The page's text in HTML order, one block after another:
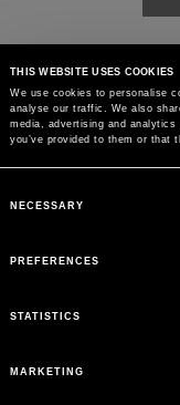
THIS WEBSITE USES COOKIES
We use cookies to personalise
analyse our traffic. We also
media, advertising and
you’ve provided to them or that
Selection
NECESSARY
PREFERENCES
STATISTICS
MARKETING